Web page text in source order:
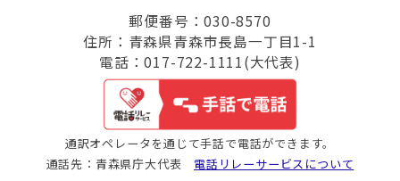
郵便番号：030-8570
住所：青森県青森市長島一丁目1-1
電話：017-722-1111(大代表)
通訳オペレータを通じて手話で電話ができます。
通話先：青森県庁大代表 電話リレーサービスについて